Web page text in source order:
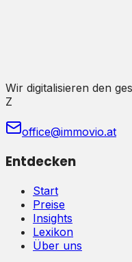
Wir digitalisieren den
Z
office@immovio.at
Entdecken
Start
Preise
Insights
Lexikon
Über uns